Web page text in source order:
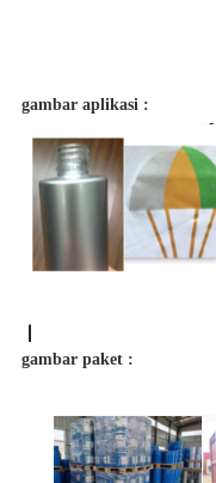
gambar aplikasi :
gambar paket :